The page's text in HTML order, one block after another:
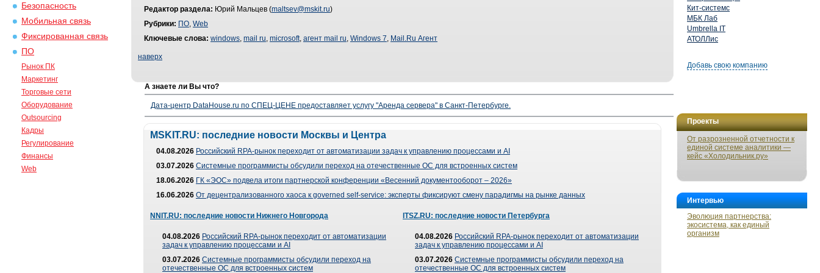
Безопасность
Мобильная связь
Фиксированная связь
ПО
Рынок ПК
Маркетинг
Торговые сети
Оборудование
Outsourcing
Кадры
Регулирование
Финансы
Web
Кит-системс
МБК Лаб
Umbrella IT
АТОЛЛис
Добавь свою компанию
Проекты
От разрозненной отчетности к
единой системе аналитики —
кейс «Холодильник.ру»
Интервью
Эволюция партнерства:
экосистема, как единый
организм
Редактор раздела: Юрий Мальцев (maltsev@mskit.ru)
Рубрики: ПО, Web
Ключевые слова: windows, mail ru, microsoft, агент mail ru, Windows 7, Mail.Ru Агент
наверх
А знаете ли Вы что?
Дата-центр DataHouse.ru по СПЕЦ-ЦЕНЕ предоставляет услугу "Аренда сервера" в Санкт-Петербурге.
MSKIT.RU: последние новости Москвы и Центра
04.08.2026 Российский RPA-рынок переходит от автоматизации задач к управлению процессами и AI
03.07.2026 Системные программисты обсудили переход на отечественные ОС для встроенных систем
18.06.2026 ГК «ЭОС» подвела итоги партнерской конференции «Весенний документооборот – 2026»
16.06.2026 От децентрализованного хаоса к governed self-service: эксперты фиксируют смену парадигмы на рынке данных
NNIT.RU: последние новости Нижнего Новгорода
04.08.2026 Российский RPA-рынок переходит от автоматизации
задач к управлению процессами и AI
03.07.2026 Системные программисты обсудили переход на
отечественные ОС для встроенных систем
ITSZ.RU: последние новости Петербурга
04.08.2026 Российский RPA-рынок переходит от автоматизации
задач к управлению процессами и AI
03.07.2026 Системные программисты обсудили переход на
отечественные ОС для встроенных систем